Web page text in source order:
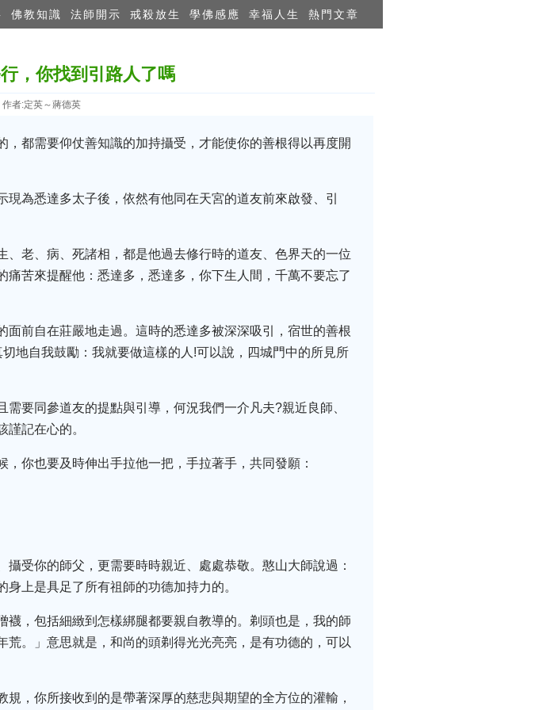
佛教知識 法師開示 戒殺放生 學佛感應 幸福人生 熱門文章
，你找到引路人了嗎
者:定英～蔣德英
都需要仰仗善知識的加持攝受，才能使你的善根得以再度開
為悉達多太子後，依然有他同在天宮的道友前來啟發、引
老、病、死諸相，都是他過去修行時的道友、色界天的一位
苦來提醒他：悉達多，悉達多，你下生人間，千萬不要忘了
前自在莊嚴地走過。這時的悉達多被深深吸引，宿世的善根
地自我鼓勵：我就要做這樣的人!可以說，四城門中的所見所
要同參道友的提點與引導，何況我們一介凡夫?親近良師、
記在心的。
你也要及時伸出手拉他一把，手拉著手，共同發願：
受你的師父，更需要時時親近、處處恭敬。憨山大師說過：
上是具足了所有祖師的功德加持力的。
，包括細緻到怎樣綁腿都要親自教導的。剃頭也是，我的師
。」意思就是，和尚的頭剃得光光亮亮，是有功德的，可以
，你所接收到的是帶著深厚的慈悲與期望的全方位的灌輸，